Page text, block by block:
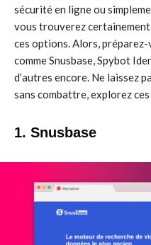
sécurité en ligne ou
vous trouverez
ces options. Alors,
comme Snusbase, Spybot
d’autres encore. Ne laissez
sans combattre, explorez
1. Snusbase